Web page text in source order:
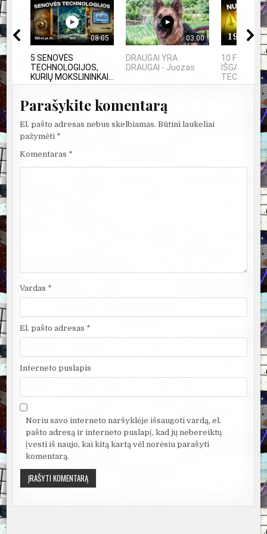
08:05
5 SENOVĖS
TECHNOLOGIJOS,
KURIŲ MOKSLININKAI...
03:00
DRAUGAI YRA
DRAUGAI - Juozas
10
IŠGALVOTŲ
Parašykite komentarą
El. pašto adresas nebus skelbiamas. Būtini laukeliai
pažymėti *
Komentaras *
Vardas *
El. pašto adresas *
Interneto puslapis
Noriu savo interneto naršyklėje išsaugoti vardą, el.
pašto adresą ir interneto puslapį, kad jų nebereiktų
įvesti iš naujo, kai kitą kartą vėl norėsiu parašyti
komentarą.